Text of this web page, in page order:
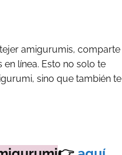
amigurumis, comparte
línea. Esto no solo te
sino que también te